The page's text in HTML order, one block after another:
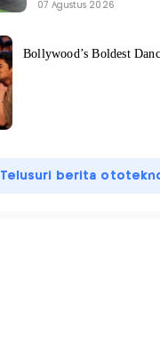
07 Agustus 2026
Telusuri berita